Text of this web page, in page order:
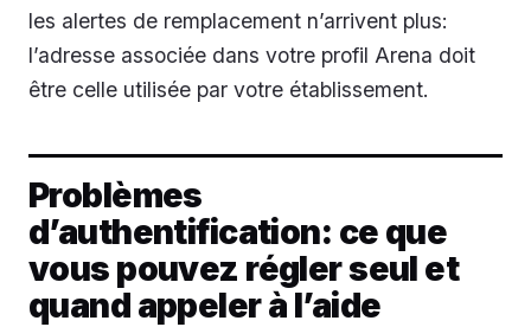
les alertes de remplacement n’arrivent plus:
l’adresse associée dans votre profil Arena doit
être celle utilisée par votre établissement.
Problèmes
d’authentification: ce que
vous pouvez régler seul et
quand appeler à l’aide